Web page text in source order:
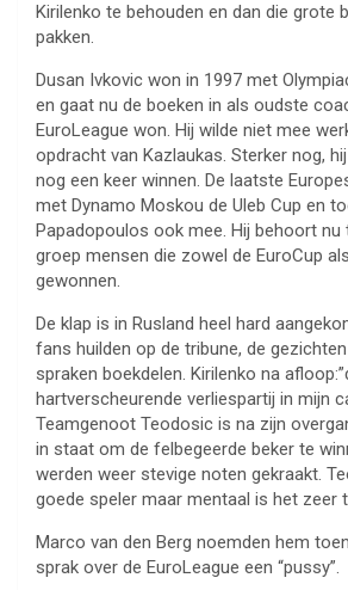
Kirilenko te behouden en dan die grote
pakken.
Dusan Ivkovic won in 1997 met
en gaat nu de boeken in als oudste
EuroLeague won. Hij wilde niet mee
opdracht van Kazlaukas. Sterker nog,
nog een keer winnen. De laatste
met Dynamo Moskou de Uleb Cup en
Papadopoulos ook mee. Hij behoort
groep mensen die zowel de EuroCup
gewonnen.
De klap is in Rusland heel hard
fans huilden op de tribune, de
spraken boekdelen. Kirilenko na
hartverscheurende verliespartij in mijn
Teamgenoot Teodosic is na zijn
in staat om de felbegeerde beker te
werden weer stevige noten gekraakt.
goede speler maar mentaal is het zeer
Marco van den Berg noemden hem
sprak over de EuroLeague een “pussy”.